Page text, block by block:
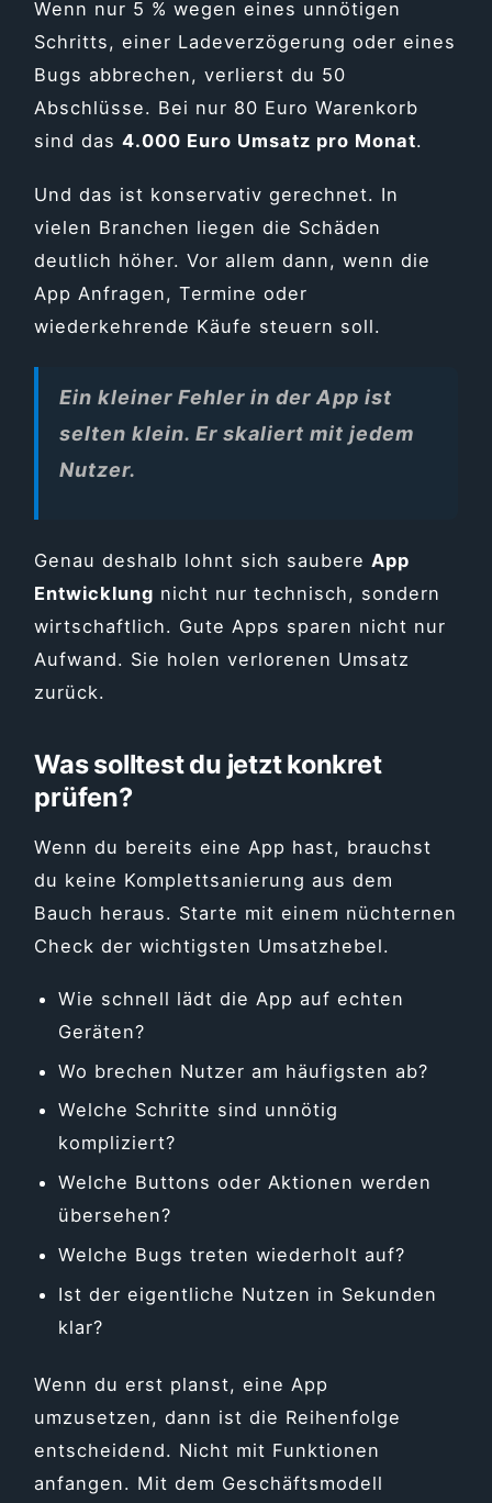
Wenn nur 5 % wegen eines unnötigen
Schritts, einer Ladeverzögerung oder eines
Bugs abbrechen, verlierst du 50
Abschlüsse. Bei nur 80 Euro Warenkorb
sind das4.000 Euro Umsatz pro Monat.
Und das ist konservativ gerechnet. In
vielen Branchen liegen die Schäden
deutlich höher. Vor allem dann, wenn die
App Anfragen, Termine oder
wiederkehrende Käufe steuern soll.
Ein kleiner Fehler in der App ist
selten klein. Er skaliert mit jedem
Nutzer.
Genau deshalb lohnt sich saubereApp
Entwicklung nicht nur technisch, sondern
wirtschaftlich. Gute Apps sparen nicht nur
Aufwand. Sie holen verlorenen Umsatz
zurück.
Was solltest du jetzt konkret
prüfen?
Wenn du bereits eine App hast, brauchst
du keine Komplettsanierung aus dem
Bauch heraus. Starte mit einem nüchternen
Check der wichtigsten Umsatzhebel.
Wie schnell lädt die App auf echten
Geräten?
Wo brechen Nutzer am häufigsten ab?
Welche Schritte sind unnötig
kompliziert?
Welche Buttons oder Aktionen werden
übersehen?
Welche Bugs treten wiederholt auf?
Ist der eigentliche Nutzen in Sekunden
klar?
Wenn du erst planst, eine App
umzusetzen, dann ist die Reihenfolge
entscheidend. Nicht mit Funktionen
anfangen. Mit dem Geschäftsmodell